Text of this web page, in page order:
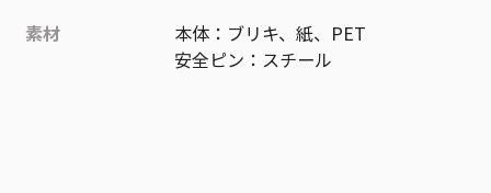
素材
本体：ブリキ、紙、PET
安全ピン：スチール